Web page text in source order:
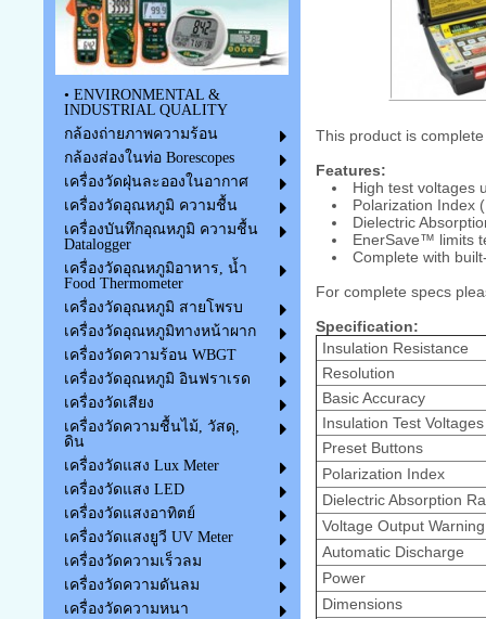
• ENVIRONMENTAL &
INDUSTRIAL QUALITY
กล้องถ่ายภาพความร้อน
กล้องส่องในท่อ Borescopes
เครื่องวัดฝุ่นละอองในอากาศ
เครื่องวัดอุณหภูมิ ความชื้น
เครื่องบันทึกอุณหภูมิ ความชื้น
Datalogger
เครื่องวัดอุณหภูมิอาหาร, น้ำ
Food Thermometer
เครื่องวัดอุณหภูมิ สายโพรบ
เครื่องวัดอุณหภูมิทางหน้าผาก
เครื่องวัดความร้อน WBGT
เครื่องวัดอุณหภูมิ อินฟราเรด
เครื่องวัดเสียง
เครื่องวัดความชื้นไม้, วัสดุ,
ดิน
เครื่องวัดแสง Lux Meter
เครื่องวัดแสง LED
เครื่องวัดแสงอาทิตย์
เครื่องวัดแสงยูวี UV Meter
เครื่องวัดความเร็วลม
เครื่องวัดความดันลม
เครื่องวัดความหนา
This product is
Features:
High test voltages
Polarization Index
Dielectric
EnerSave™ limits
Complete with
For complete specs
Specification:
Insulation Resistance
Resolution
Basic Accuracy
Insulation Test Voltages
Preset Buttons
Polarization Index
Dielectric Absorption
Voltage Output Warning
Automatic Discharge
Power
Dimensions